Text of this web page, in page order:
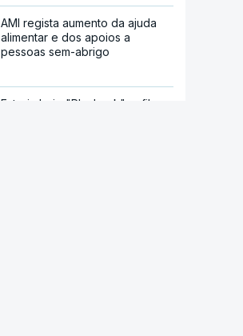
AMI regista aumento da ajuda
alimentar e dos apoios a
pessoas sem-abrigo
Estreia hoje "Playback", o filme